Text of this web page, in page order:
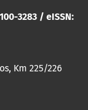
3283 / eISSN:
Km 225/226